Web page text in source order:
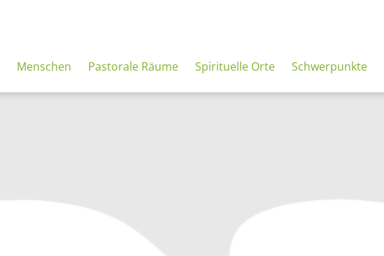
Menschen Pastorale Räume Spirituelle Orte Schwerpunkte